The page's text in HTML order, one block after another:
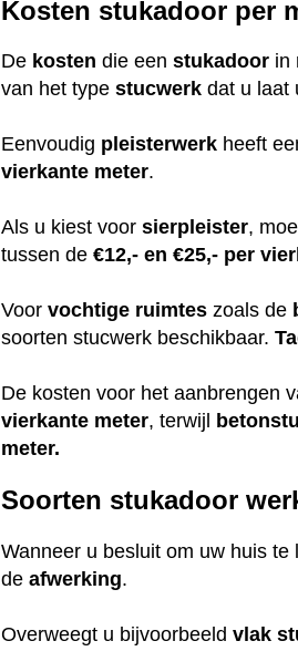
Kosten stukadoor per
De kosten die eenstukadoor in
van het typestucwerk dat u laat
Eenvoudig pleisterwerk heeft
vierkante meter.
Als u kiest voorsierpleister,
tussen de€12,- en €25,- per
Voorvochtige ruimtes zoals de
soorten stucwerk beschikbaar.
De kosten voor het aanbrengen
vierkante meter, terwijl
meter.
Soorten stukadoor
Wanneer u besluit om uw huis
deafwerking.
Overweegt u bijvoorbeeldvlak